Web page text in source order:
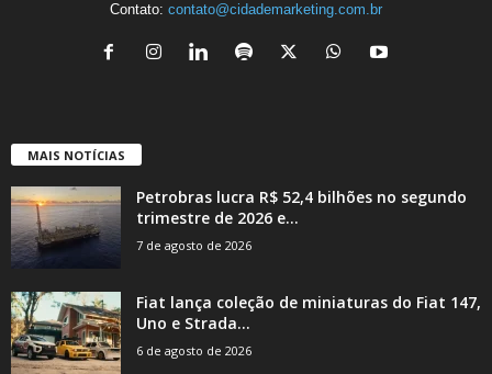
Contato: contato@cidademarketing.com.br
MAIS NOTÍCIAS
Petrobras lucra R$ 52,4 bilhões no segundo
trimestre de 2026 e...
7 de agosto de 2026
Fiat lança coleção de miniaturas do Fiat 147,
Uno e Strada...
6 de agosto de 2026